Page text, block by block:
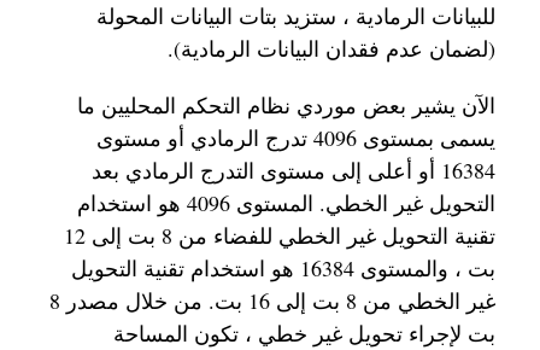
للبيانات الرمادية ، ستزيد بتات البيانات المحولة
(لضمان عدم فقدان البيانات الرمادية).
الآن يشير بعض موردي نظام التحكم المحليين ما
يسمى بمستوى 4096 تدرج الرمادي أو مستوى
16384 أو أعلى إلى مستوى التدرج الرمادي بعد
التحويل غير الخطي. المستوى 4096 هو استخدام
تقنية التحويل غير الخطي للفضاء من 8 بت إلى 12
بت ، والمستوى 16384 هو استخدام تقنية التحويل
غير الخطي من 8 بت إلى 16 بت. من خلال مصدر 8
بت لإجراء تحويل غير خطي ، تكون المساحة